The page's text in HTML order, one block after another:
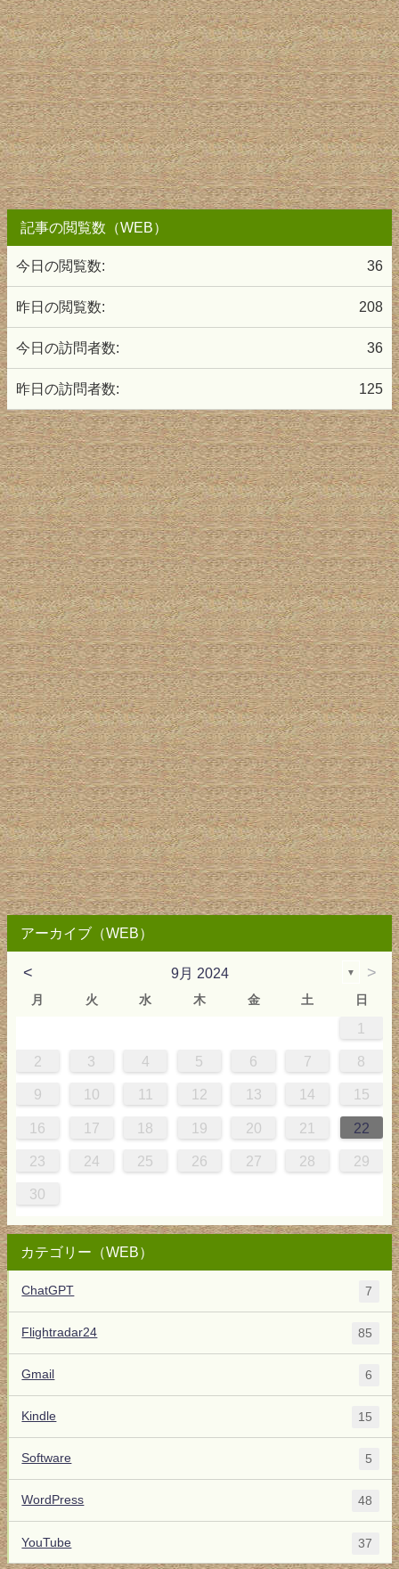
記事の閲覧数（WEB）
36
今日の閲覧数:
208
昨日の閲覧数:
36
今日の訪問者数:
125
昨日の訪問者数:
アーカイブ（WEB）
< 9月 2024 ▼ >
月 火 水 木 金 土 日
1
2 3 4 5 6 7 8
9 10 11 12 13 14 15
16 17 18 19 20 21 22
23 24 25 26 27 28 29
30
カテゴリー（WEB）
ChatGPT 7
Flightradar24 85
Gmail 6
Kindle 15
Software 5
WordPress 48
YouTube 37